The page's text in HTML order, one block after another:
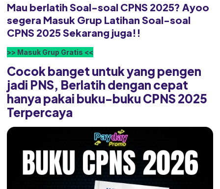
Mau berlatih Soal-soal CPNS 2025? Ayoo
segera Masuk Grup Latihan Soal-soal
CPNS 2025 Sekarang juga!!
>> Masuk Grup Gratis <<
Cocok banget untuk yang pengen
jadi PNS, Berlatih dengan cepat
hanya pakai buku-buku CPNS 2025
Terpercaya